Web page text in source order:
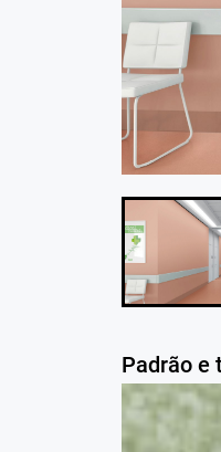
Padrão e